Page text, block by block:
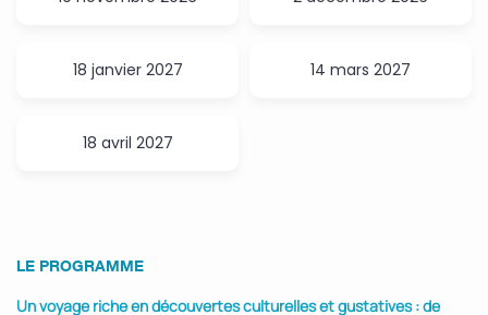
18 janvier 2027 14 mars 2027
18 avril 2027
LE PROGRAMME
Un voyage riche en découvertes culturelles et gustatives : de